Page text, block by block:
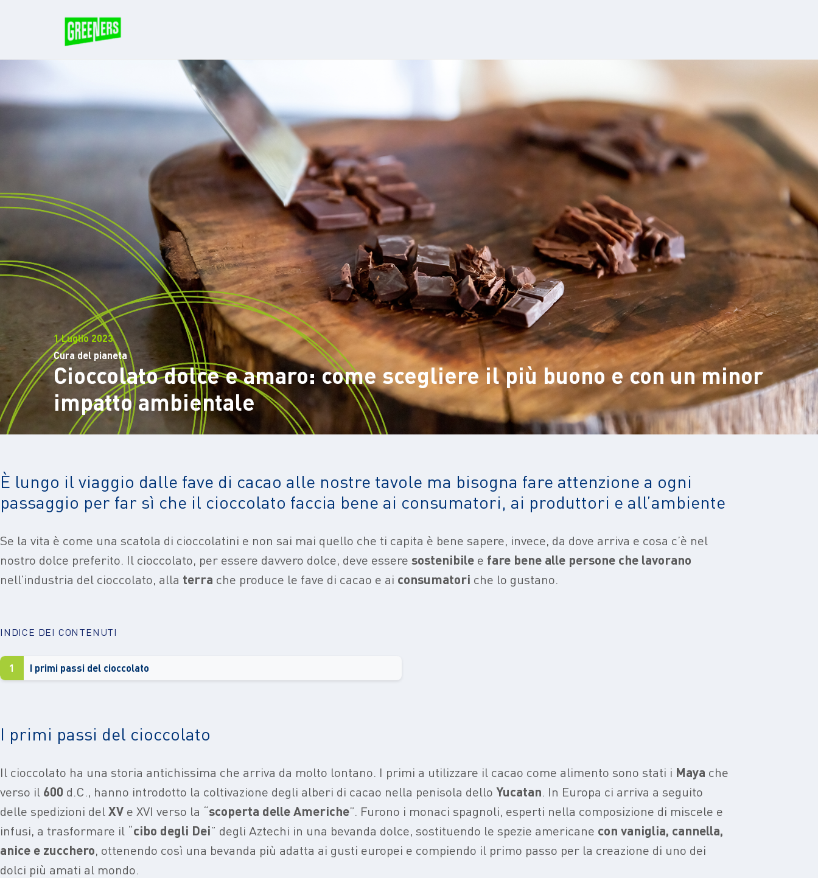
1 Luglio 2023
Cura del pianeta
Cioccolato dolce e amaro: come scegliere il più buono e con un minor
impatto ambientale
È lungo il viaggio dalle fave di cacao alle nostre tavole ma bisogna fare attenzione a ogni
passaggio per far sì che il cioccolato faccia bene ai consumatori, ai produttori e all’ambiente
Se la vita è come una scatola di cioccolatini e non sai mai quello che ti capita è bene sapere, invece, da dove arriva e cosa c’è nel
nostro dolce preferito. Il cioccolato, per essere davvero dolce, deve essere sostenibile e fare bene alle persone che lavorano
nell’industria del cioccolato, alla terra che produce le fave di cacao e ai consumatori che lo gustano.
INDICE DEI CONTENUTI
1 I primi passi del cioccolato
I primi passi del cioccolato
Il cioccolato ha una storia antichissima che arriva da molto lontano. I primi a utilizzare il cacao come alimento sono stati i Maya che
verso il 600 d.C., hanno introdotto la coltivazione degli alberi di cacao nella penisola dello Yucatan. In Europa ci arriva a seguito
delle spedizioni del XV e XVI verso la “scoperta delle Americhe”. Furono i monaci spagnoli, esperti nella composizione di miscele e
infusi, a trasformare il “cibo degli Dei” degli Aztechi in una bevanda dolce, sostituendo le spezie americane con vaniglia, cannella,
anice e zucchero, ottenendo così una bevanda più adatta ai gusti europei e compiendo il primo passo per la creazione di uno dei
dolci più amati al mondo.